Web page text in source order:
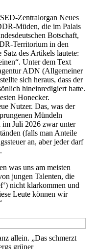
Zentralorgan Neues
Müden, die im Palais
Botschaft,
Ter­ri­to­ri­um in den
Satz des Artikels lautete:
Unter dem Text
ADN (Allgemeiner
sich heraus, dass der
hineinredigiert hatte.
Honecker.
Nutzer. Das, was der
Mündeln
Juli 2026 zwar unter
(falls man Anteile
an, aber jeder darf
was uns am meisten
jungen Talenten, die
nicht klarkommen und
Leute können wir
allein. „Das schmerzt
grüner